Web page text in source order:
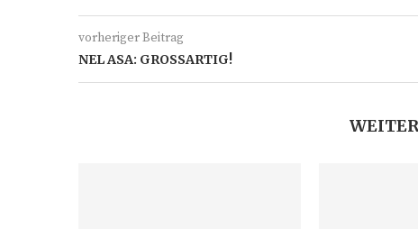
vorheriger Beitrag
NEL ASA: GROSSARTIG!